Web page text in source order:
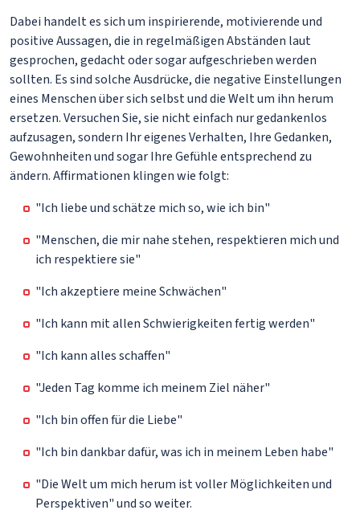
Dabei handelt es sich um inspirierende, motivierende und
positive Aussagen, die in regelmäßigen Abständen laut
gesprochen, gedacht oder sogar aufgeschrieben werden
sollten. Es sind solche Ausdrücke, die negative Einstellungen
eines Menschen über sich selbst und die Welt um ihn herum
ersetzen. Versuchen Sie, sie nicht einfach nur gedankenlos
aufzusagen, sondern Ihr eigenes Verhalten, Ihre Gedanken,
Gewohnheiten und sogar Ihre Gefühle entsprechend zu
ändern. Affirmationen klingen wie folgt:
"Ich liebe und schätze mich so, wie ich bin"
"Menschen, die mir nahe stehen, respektieren mich und
ich respektiere sie"
"Ich akzeptiere meine Schwächen"
"Ich kann mit allen Schwierigkeiten fertig werden"
"Ich kann alles schaffen"
"Jeden Tag komme ich meinem Ziel näher"
"Ich bin offen für die Liebe"
"Ich bin dankbar dafür, was ich in meinem Leben habe"
"Die Welt um mich herum ist voller Möglichkeiten und
Perspektiven" und so weiter.